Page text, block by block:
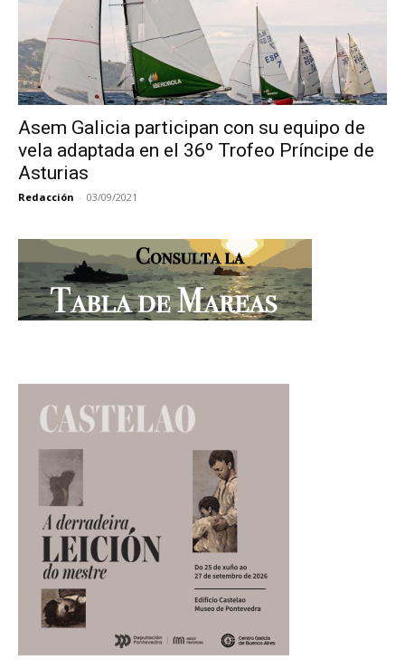
Asem Galicia participan con su equipo de
vela adaptada en el 36º Trofeo Príncipe de
Asturias
Redacción - 03/09/2021